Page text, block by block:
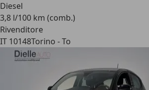
Diesel
3,8 l/100 km (comb.)
Rivenditore
IT 10148Torino - To